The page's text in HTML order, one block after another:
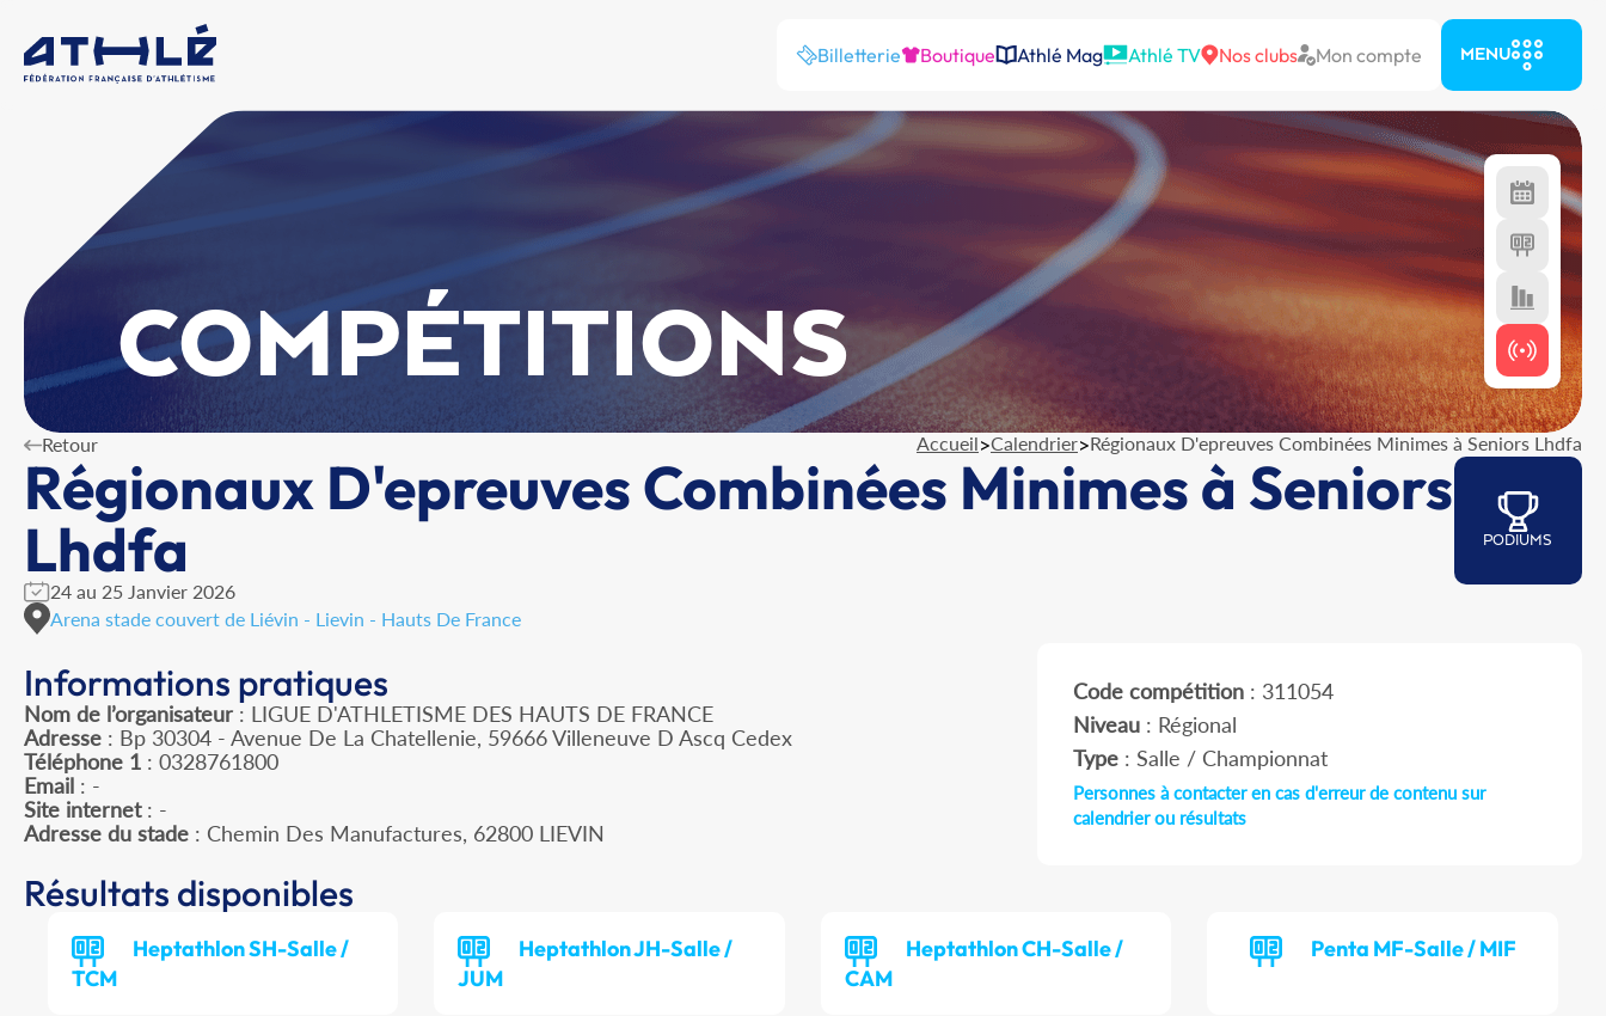
Billetterie Boutique Athlé Mag Athlé TV Nos clubs Mon compte MENU
COMPÉTITIONS
Retour Accueil>Calendrier>Régionaux D'epreuves Combinées Minimes à Seniors Lhdfa
Régionaux D'epreuves Combinées Minimes à Seniors
Lhdfa
24 au 25 Janvier 2026
Arena stade couvert de Liévin - Lievin - Hauts De France
PODIUMS
Informations pratiques
Nom de l’organisateur : LIGUE D'ATHLETISME DES HAUTS DE FRANCE
Adresse : Bp 30304 - Avenue De La Chatellenie, 59666 Villeneuve D Ascq Cedex
Téléphone 1 : 0328761800
Email : -
Site internet: -
Adresse du stade : Chemin Des Manufactures, 62800 LIEVIN
Code compétition: 311054
Niveau: Régional
Type: Salle / Championnat
Personnes à contacter en cas d'erreur de contenu sur
calendrier ou résultats
Résultats disponibles
Heptathlon SH-Salle /
TCM
Heptathlon JH-Salle /
JUM
Heptathlon CH-Salle /
CAM
Penta MF-Salle / MIF